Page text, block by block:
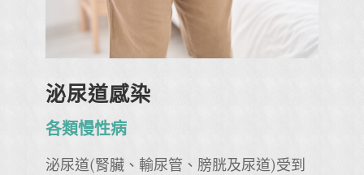
泌尿道感染
各類慢性病
泌尿道(腎臟、輸尿管、膀胱及尿道)受到